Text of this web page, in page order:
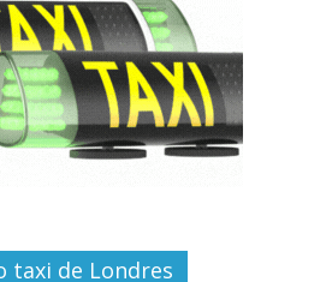
taxi de Londres